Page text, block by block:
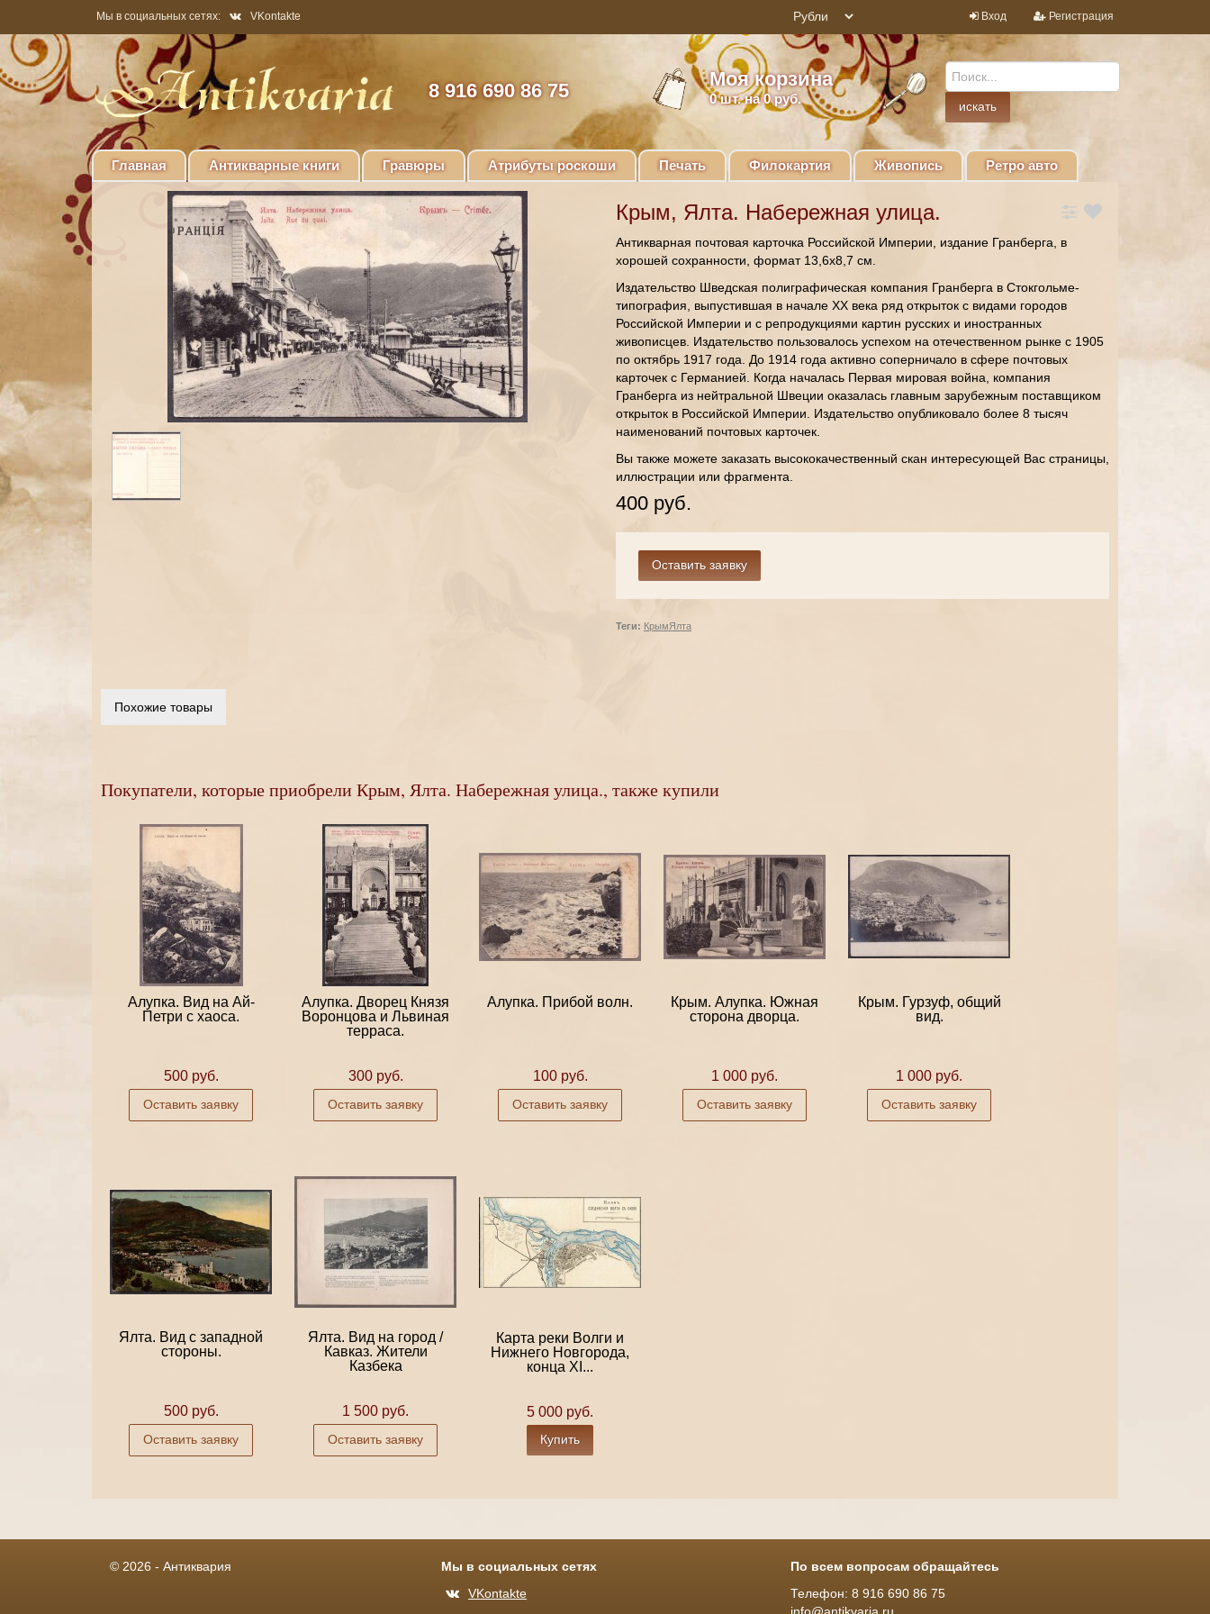
Мы в социальных сетях: VKontakte Вход Регистрация
8 916 690 86 75
Моя корзина
0шт. на 0 руб.
Главная Антикварные книги Гравюры Атрибуты роскоши Печать Филокартия Живопись Ретро авто
Крым, Ялта. Набережная улица.
Антикварная почтовая карточка Российской Империи, издание Гранберга, в
хорошей сохранности, формат 13,6х8,7 см.
Издательство Шведская полиграфическая компания Гранберга в Стокгольме-
типография, выпустившая в начале ХХ века ряд открыток с видами городов
Российской Империи и с репродукциями картин русских и иностранных
живописцев. Издательство пользовалось успехом на отечественном рынке с 1905
по октябрь 1917 года. До 1914 года активно соперничало в сфере почтовых
карточек с Германией. Когда началась Первая мировая война, компания
Гранберга из нейтральной Швеции оказалась главным зарубежным поставщиком
открыток в Российской Империи. Издательство опубликовало более 8 тысяч
наименований почтовых карточек.
Вы также можете заказать высококачественный скан интересующей Вас страницы,
иллюстрации или фрагмента.
400 руб.
Теги: КрымЯлта
Похожие товары
Покупатели, которые приобрели Крым, Ялта. Набережная улица., также купили
Алупка. Вид на Ай-
Петри с хаоса.
500 руб.
Оставить заявку
Алупка. Дворец Князя
Воронцова и Львиная
терраса.
300 руб.
Оставить заявку
Алупка. Прибой волн.
100 руб.
Оставить заявку
Крым. Алупка. Южная
сторона дворца.
1 000 руб.
Оставить заявку
Крым. Гурзуф, общий
вид.
1 000 руб.
Оставить заявку
Ялта. Вид с западной
стороны.
500 руб.
Оставить заявку
Ялта. Вид на город /
Кавказ. Жители
Казбека
1 500 руб.
Оставить заявку
Карта реки Волги и
Нижнего Новгорода,
конца XI...
5 000 руб.
Купить
© 2026 - Антиквария
Мы в социальных сетях
VKontakte
По всем вопросам обращайтесь
Телефон: 8 916 690 86 75